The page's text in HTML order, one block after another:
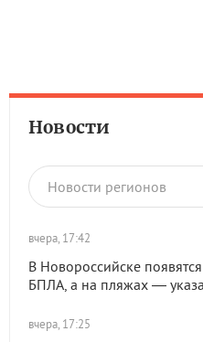
Новости
Новости регионов
вчера, 17:42
В Новороссийске
БПЛА, а на пляжах —
вчера, 17:25